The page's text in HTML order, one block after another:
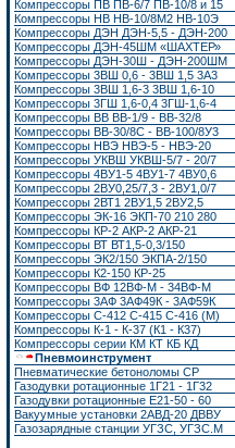
Компрессоры ПВ ПВ-6/7 ПВ-10/8 и 15
Компрессоры НВ НВ-10/8М2 НВ-10Э
Компрессоры ДЭН ДЭН-5,5 - ДЭН-200
Компрессоры ДЭН-45ШМ «ШАХТЕР»
Компрессоры ДЭН-30Ш - ДЭН-200ШМ
Компрессоры 3ВШ 0,6 - 3ВШ 1,5 3А3
Компрессоры 3ВШ 1,6-3 3ВШ 1,6-10
Компрессоры 3ГШ 1,6-0,4 3ГШ-1,6-4
Компрессоры ВВ ВВ-1/9 - ВВ-32/8
Компрессоры ВВ-30/8С - ВВ-100/8У3
Компрессоры НВЭ НВЭ-5 - НВЭ-20
Компрессоры УКВШ УКВШ-5/7 - 20/7
Компрессоры 4ВУ1-5 4ВУ1-7 4ВУ0,6
Компрессоры 2ВУ0,25/7,3 - 2ВУ1,0/7
Компрессоры 2ВТ1 2ВУ1,5 2ВУ2,5
Компрессоры ЭК-16 ЭКП-70 210 280
Компрессоры КР-2 АКР-2 АКР-21
Компрессоры ВТ ВТ1,5-0,3/150
Компрессоры ЭК2/150 ЭКПА-2/150
Компрессоры К2-150 КР-25
Компрессоры ВФ 12ВФ-М - 34ВФ-М
Компрессоры 3АФ 3АФ49К - 3АФ59К
Компрессоры С-412 С-415 С-416 (М)
Компрессоры К-1 - К-37 (К1 - К37)
Компрессоры серии КМ КТ КБ КД
Пневмоинструмент
Пневматические бетоноломы CP
Газодувки ротационные 1Г21 - 1Г32
Газодувки ротационные Е21-50 - 60
Вакуумные установки 2АВД-20 ДВВУ
Газозарядные станции УГЗС, УГЗС.М